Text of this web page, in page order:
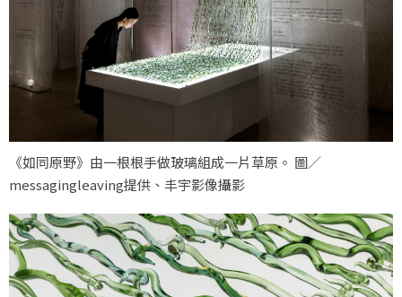
《如同原野》由一根根手做玻璃組成一片草原。 圖／
messagingleaving提供、丰宇影像攝影